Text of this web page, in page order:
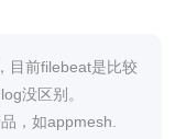
也能做到完全一
目前filebeat是比较
没区别。
，如appmesh.